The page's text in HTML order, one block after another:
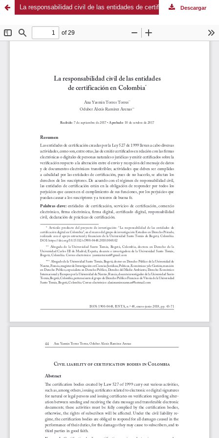
La responsabilidad civil de las entidades de certificación en Colombia
Descargar